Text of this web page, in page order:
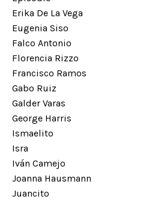
Erika De La Vega
Eugenia Siso
Falco Antonio
Florencia Rizzo
Francisco Ramos
Gabo Ruiz
Galder Varas
George Harris
Ismaelito
Isra
Iván Camejo
Joanna Hausmann
Juancito